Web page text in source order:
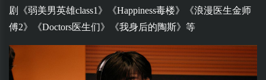
剧《弱美男英雄class1》《Happiness毒楼》《浪漫医生金师
傅2》《Doctors医生们》《我身后的陶斯》等